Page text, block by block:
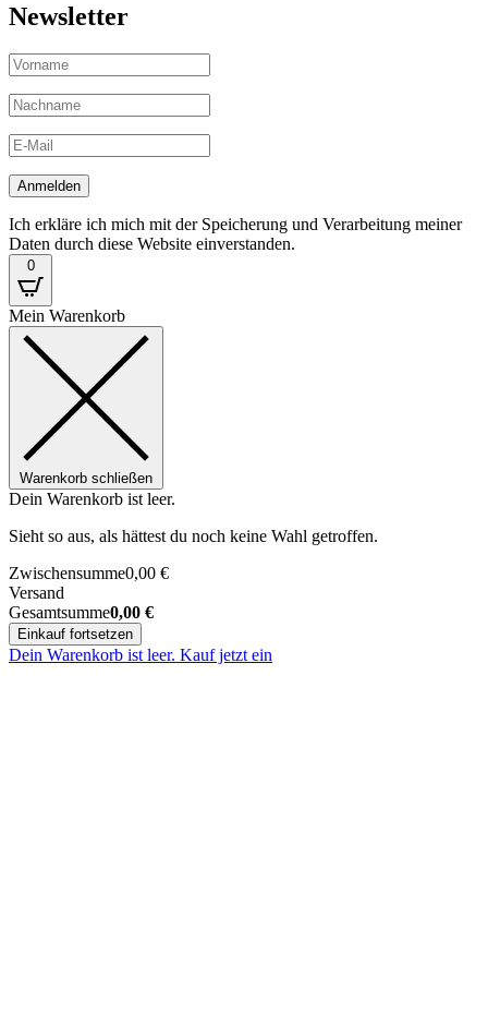
Newsletter
Ich erkläre ich mich mit der Speicherung und Verarbeitung meiner
Daten durch diese Website einverstanden.
0
Mein Warenkorb
Warenkorb schließen
Dein Warenkorb ist leer.
Sieht so aus, als hättest du noch keine Wahl getroffen.
Zwischensumme0,00 €
Versand
Gesamtsumme0,00 €
Einkauf fortsetzen
Dein Warenkorb ist leer. Kauf jetzt ein